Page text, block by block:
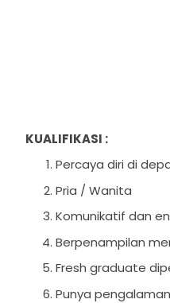
KUALIFIKASI :
Percaya diri di
Pria / Wanita
Komunikatif dan
Berpenampilan
Fresh graduate
Punya